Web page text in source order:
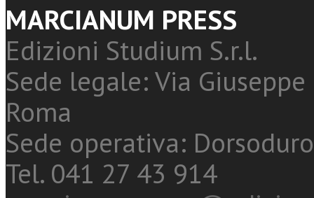
MARCIANUM PRESS
Edizioni Studium S.r.l.
Sede legale: Via
Roma
Sede operativa:
Tel. 041 27 43 914